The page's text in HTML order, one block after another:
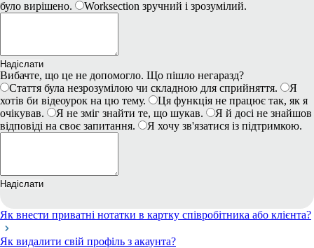
було вирішено.
Worksection зручний і зрозумілий.
Надіслати
Вибачте, що це не допомогло. Що пішло негаразд?
Стаття була незрозумілою чи складною для сприйняття.
Я
хотів би відеоурок на цю тему.
Ця функція не працює так, як я
очікував.
Я не зміг знайти те, що шукав.
Я й досі не знайшов
відповіді на своє запитання.
Я хочу зв'язатися із підтримкою.
Надіслати
Як внести приватні нотатки в картку співробітника або клієнта?
Як видалити свій профіль з акаунта?